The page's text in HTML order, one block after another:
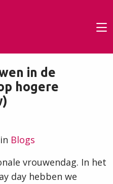
in de
hogere
Blogs
vrouwendag. In het
day hebben we